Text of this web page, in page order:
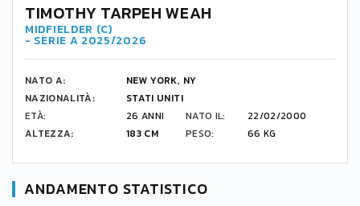
TIMOTHY TARPEH WEAH
MIDFIELDER (C)
- SERIE A 2025/2026
NATO A:
NEW YORK, NY
NAZIONALITÀ:
STATI UNITI
ETÀ:
26 ANNI NATO IL:
22/02/2000
ALTEZZA:
183 CM PESO: 66 KG
ANDAMENTO STATISTICO